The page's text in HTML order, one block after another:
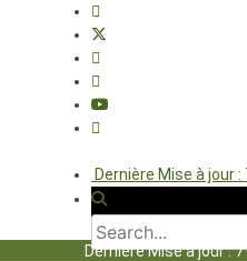
Dernière Mise à jour
Dernière Mise à jour :